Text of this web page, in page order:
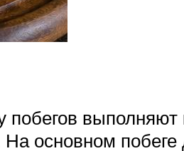
побегов
основном